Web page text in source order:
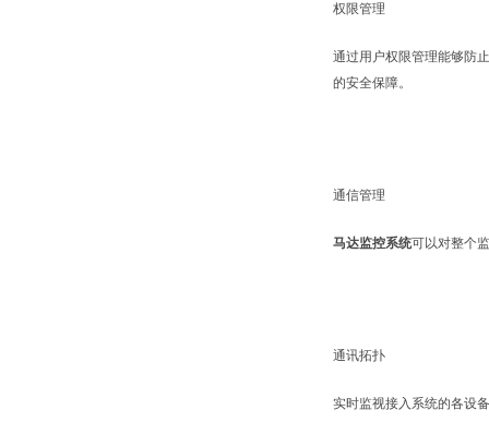
权限管理
通过用户权限管理能够防
的安全保障。
通信管理
马达监控系统可以对整个
通讯拓扑
实时监视接入系统的各设